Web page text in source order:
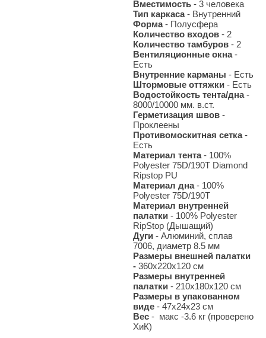
Вместимость - 3 человека
Тип каркаса- Внутренний
Форма- Полусфера
Количество входов - 2
Количество тамбуров - 2
Вентиляционные окна-
Есть
Внутренние карманы - Есть
Штормовые оттяжки - Есть
Водостойкость тента/дна-
8000/10000 мм. в.ст.
Герметизация швов -
Проклеены
Противомоскитная сетка-
Есть
Материал тента- 100%
Polyester 75D/190T Diamond
Ripstop PU
Материал дна- 100%
Polyester 75D/190T
Материал внутренней
палатки - 100% Polyester
RipStop (Дышащий)
Дуги - Алюминий, сплав
7006, диаметр 8.5 мм
Размеры внешней палатки
- 360х220х120 см
Размеры внутренней
палатки - 210х180х120 см
Размеры в упакованном
виде - 47х24х23 см
Вес - макс -3.6 кг (проверено
ХиК)